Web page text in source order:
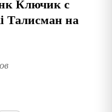
Ключик с
Талисман на